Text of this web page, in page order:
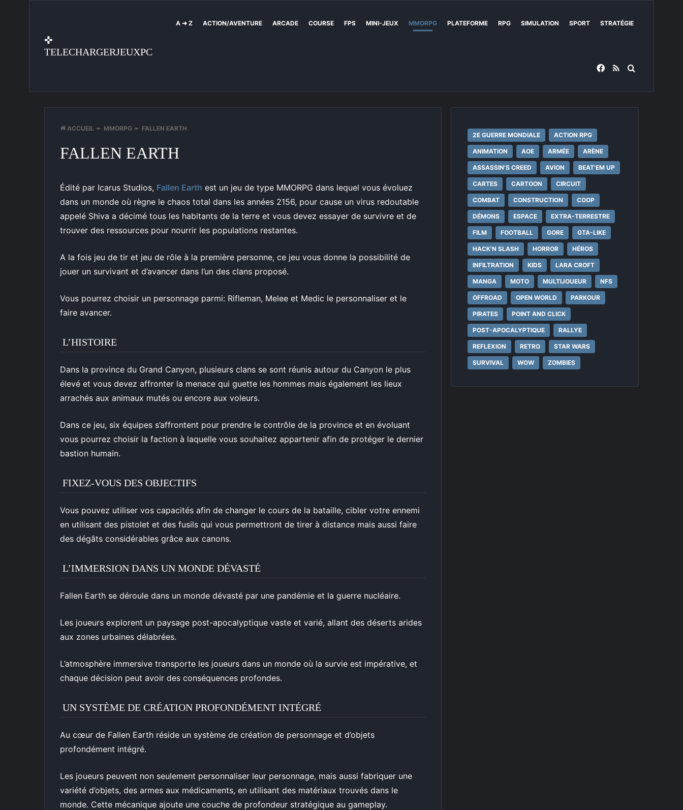
✜
TELECHARGERJEUXPC
A ➜ Z ACTION/AVENTURE ARCADE COURSE FPS MINI-JEUX MMORPG PLATEFORME RPG SIMULATION SPORT STRATÉGIE
Facebook
RSS
ACCUEIL ➛ MMORPG ➛ FALLEN EARTH
FALLEN EARTH
Édité par Icarus Studios, Fallen Earth est un jeu de type MMORPG dans lequel vous évoluez
dans un monde où règne le chaos total dans les années 2156, pour cause un virus redoutable
appelé Shiva a décimé tous les habitants de la terre et vous devez essayer de survivre et de
trouver des ressources pour nourrir les populations restantes.
A la fois jeu de tir et jeu de rôle à la première personne, ce jeu vous donne la possibilité de
jouer un survivant et d’avancer dans l’un des clans proposé.
Vous pourrez choisir un personnage parmi: Rifleman, Melee et Medic le personnaliser et le
faire avancer.
L’HISTOIRE
Dans la province du Grand Canyon, plusieurs clans se sont réunis autour du Canyon le plus
élevé et vous devez affronter la menace qui guette les hommes mais également les lieux
arrachés aux animaux mutés ou encore aux voleurs.
Dans ce jeu, six équipes s’affrontent pour prendre le contrôle de la province et en évoluant
vous pourrez choisir la faction à laquelle vous souhaitez appartenir afin de protéger le dernier
bastion humain.
FIXEZ-VOUS DES OBJECTIFS
Vous pouvez utiliser vos capacités afin de changer le cours de la bataille, cibler votre ennemi
en utilisant des pistolet et des fusils qui vous permettront de tirer à distance mais aussi faire
des dégâts considérables grâce aux canons.
L’IMMERSION DANS UN MONDE DÉVASTÉ
Fallen Earth se déroule dans un monde dévasté par une pandémie et la guerre nucléaire.
Les joueurs explorent un paysage post-apocalyptique vaste et varié, allant des déserts arides
aux zones urbaines délabrées.
L’atmosphère immersive transporte les joueurs dans un monde où la survie est impérative, et
chaque décision peut avoir des conséquences profondes.
UN SYSTÈME DE CRÉATION PROFONDÉMENT INTÉGRÉ
Au cœur de Fallen Earth réside un système de création de personnage et d’objets
profondément intégré.
Les joueurs peuvent non seulement personnaliser leur personnage, mais aussi fabriquer une
variété d’objets, des armes aux médicaments, en utilisant des matériaux trouvés dans le
monde. Cette mécanique ajoute une couche de profondeur stratégique au gameplay.
2E GUERRE MONDIALE ACTION RPG
ANIMATION AOE ARMÉE ARÈNE
ASSASSIN'S CREED AVION BEAT'EM UP
CARTES CARTOON CIRCUIT
COMBAT CONSTRUCTION COOP
DÉMONS ESPACE EXTRA-TERRESTRE
FILM FOOTBALL GORE GTA-LIKE
HACK'N SLASH HORROR HÉROS
INFILTRATION KIDS LARA CROFT
MANGA MOTO MULTIJOUEUR NFS
OFFROAD OPEN WORLD PARKOUR
PIRATES POINT AND CLICK
POST-APOCALYPTIQUE RALLYE
REFLEXION RETRO STAR WARS
SURVIVAL WOW ZOMBIES